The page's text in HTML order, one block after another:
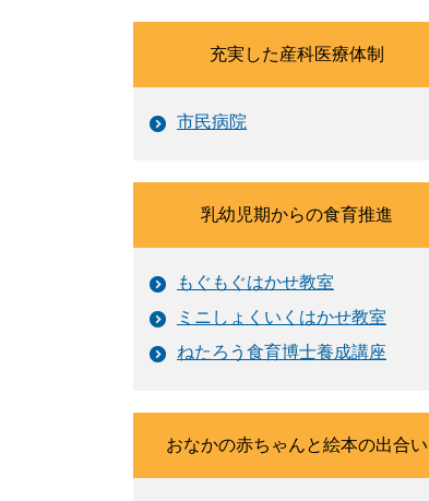
充実した産科医療体制
市民病院
乳幼児期からの食育推進
もぐもぐはかせ教室
ミニしょくいくはかせ教室
ねたろう食育博士養成講座
おなかの赤ちゃんと絵本の出合い